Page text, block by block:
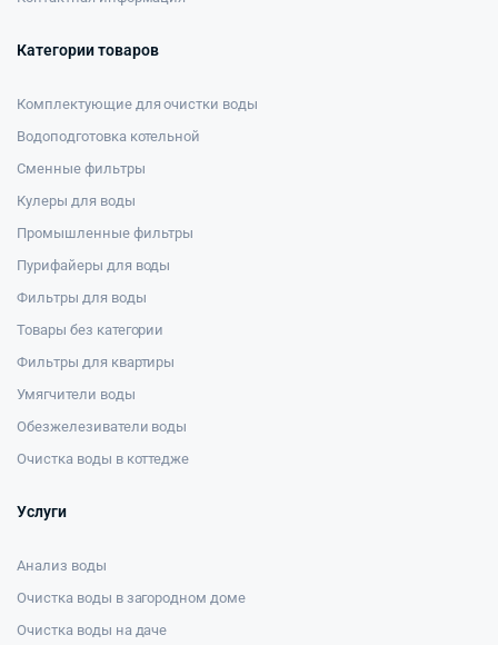
Категории товаров
Комплектующие для очистки воды
Водоподготовка котельной
Сменные фильтры
Кулеры для воды
Промышленные фильтры
Пурифайеры для воды
Фильтры для воды
Товары без категории
Фильтры для квартиры
Умягчители воды
Обезжелезиватели воды
Очистка воды в коттедже
Услуги
Анализ воды
Очистка воды в загородном доме
Очистка воды на даче